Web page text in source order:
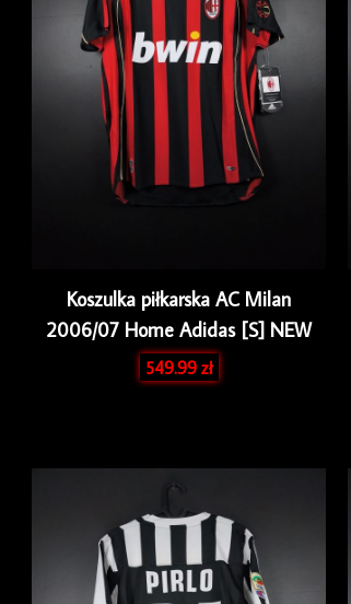
Koszulka piłkarska AC Milan
2006/07 Home Adidas [S] NEW
549.99zł